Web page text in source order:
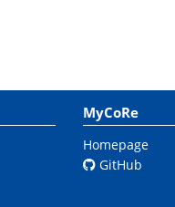
MyCoRe
Homepage
GitHub